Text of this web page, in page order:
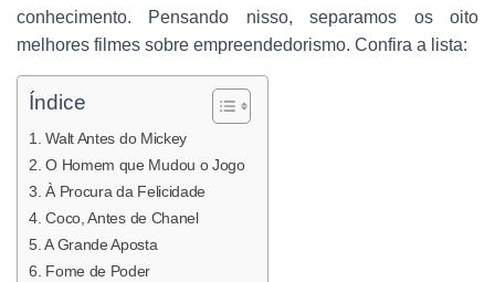
conhecimento. Pensando nisso, separamos os oito
melhores filmes sobre empreendedorismo. Confira a lista:
Índice
1. Walt Antes do Mickey
2. O Homem que Mudou o Jogo
3. À Procura da Felicidade
4. Coco, Antes de Chanel
5. A Grande Aposta
6. Fome de Poder